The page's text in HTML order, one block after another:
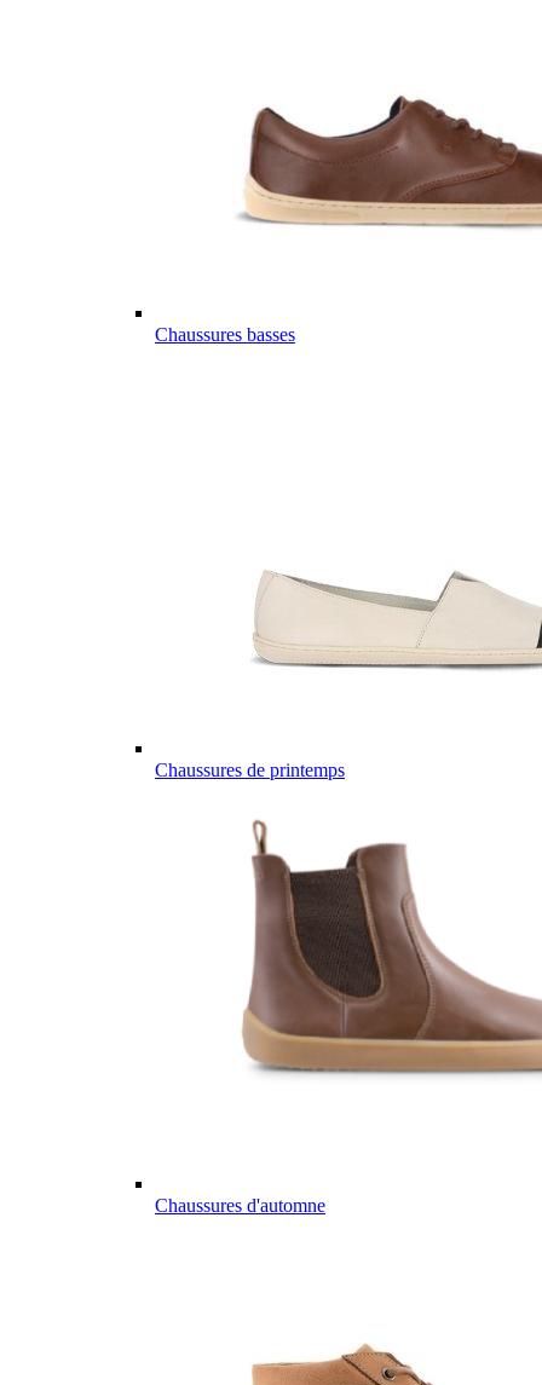
Chaussures basses
Chaussures de printemps
Chaussures d'automne